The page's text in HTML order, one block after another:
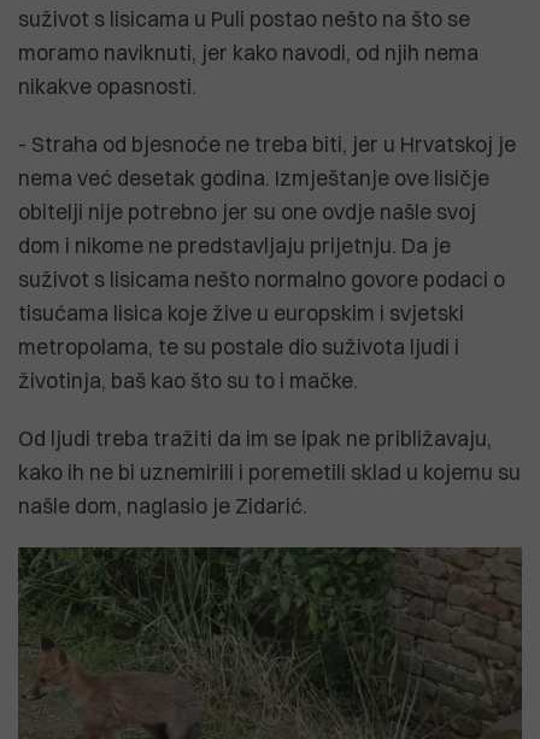
suživot s lisicama u Puli postao nešto na što se
moramo naviknuti, jer kako navodi, od njih nema
nikakve opasnosti.
- Straha od bjesnoće ne treba biti, jer u Hrvatskoj je
nema već desetak godina. Izmještanje ove lisičje
obitelji nije potrebno jer su one ovdje našle svoj
dom i nikome ne predstavljaju prijetnju. Da je
suživot s lisicama nešto normalno govore podaci o
tisućama lisica koje žive u europskim i svjetski
metropolama, te su postale dio suživota ljudi i
životinja, baš kao što su to i mačke.
Od ljudi treba tražiti da im se ipak ne približavaju,
kako ih ne bi uznemirili i poremetili sklad u kojemu su
našle dom, naglasio je Zidarić.